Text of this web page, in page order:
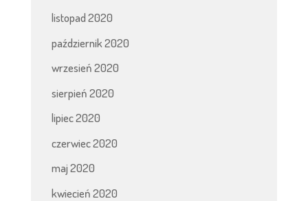
listopad 2020
październik 2020
wrzesień 2020
sierpień 2020
lipiec 2020
czerwiec 2020
maj 2020
kwiecień 2020